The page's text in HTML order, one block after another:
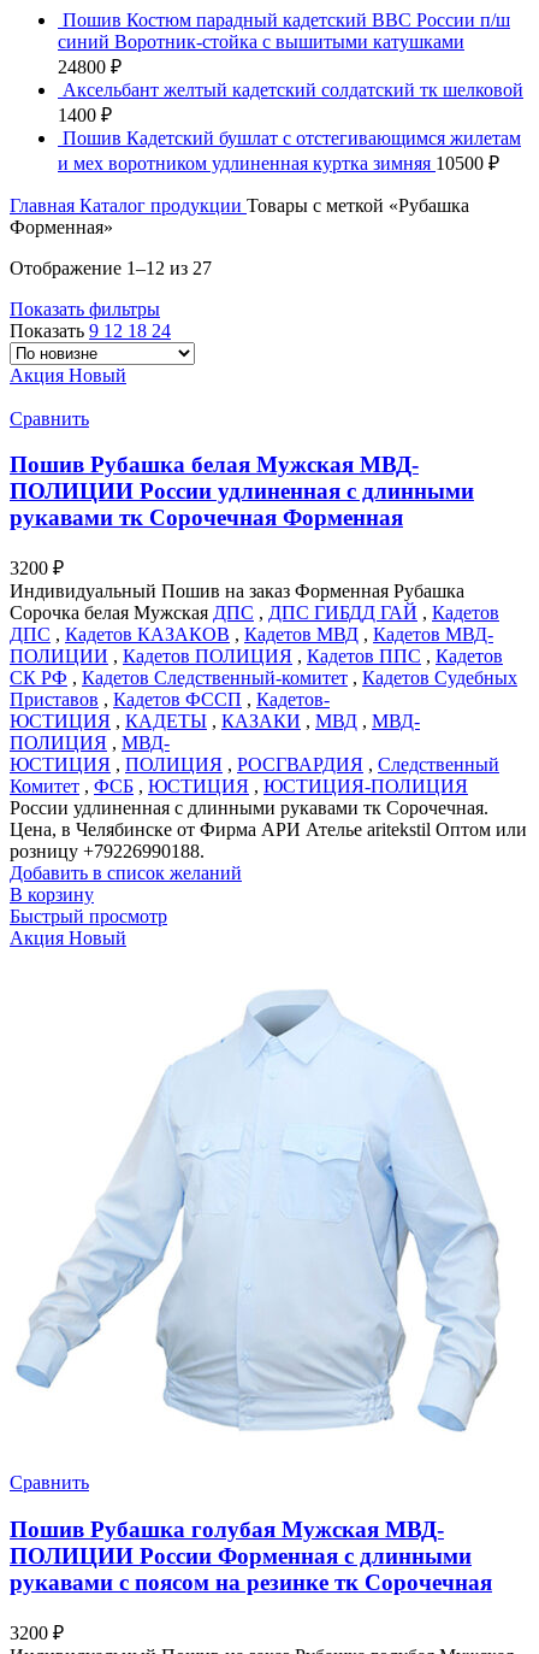
Пошив Костюм парадный кадетский ВВС России п/ш
синий Воротник-стойка с вышитыми катушками
24800 ₽
Аксельбант желтый кадетский солдатский тк шелковой
1400 ₽
Пошив Кадетский бушлат с отстегивающимся жилетам
и мех воротником удлиненная куртка зимняя 10500 ₽
Главная Каталог продукции Товары с меткой «Рубашка
Форменная»
Отображение 1–12 из 27Сортировка:
Показать фильтры
Показать 9 12 18 24
Акция Новый
Сравнить
Пошив Рубашка белая Мужская МВД-
ПОЛИЦИИ России удлиненная с длинными
рукавами тк Сорочечная Форменная
3200 ₽
Индивидуальный Пошив на заказ Форменная Рубашка
Сорочка белая Мужская ДПС , ДПС ГИБДД ГАЙ , Кадетов
ДПС , Кадетов КАЗАКОВ , Кадетов МВД , Кадетов МВД-
ПОЛИЦИИ , Кадетов ПОЛИЦИЯ , Кадетов ППС , Кадетов
СК РФ , Кадетов Следственный-комитет , Кадетов Судебных
Приставов , Кадетов ФССП , Кадетов-
ЮСТИЦИЯ , КАДЕТЫ , КАЗАКИ , МВД , МВД-
ПОЛИЦИЯ , МВД-
ЮСТИЦИЯ , ПОЛИЦИЯ , РОСГВАРДИЯ , Следственный
Комитет , ФСБ , ЮСТИЦИЯ , ЮСТИЦИЯ-ПОЛИЦИЯ
России удлиненная с длинными рукавами тк Сорочечная.
Цена, в Челябинске от Фирма АРИ Ателье aritekstil Оптом или
розницу +79226990188.
Добавить в список желаний
В корзину
Быстрый просмотр
Акция Новый
Сравнить
Пошив Рубашка голубая Мужская МВД-
ПОЛИЦИИ России Форменная с длинными
рукавами с поясом на резинке тк Сорочечная
3200 ₽